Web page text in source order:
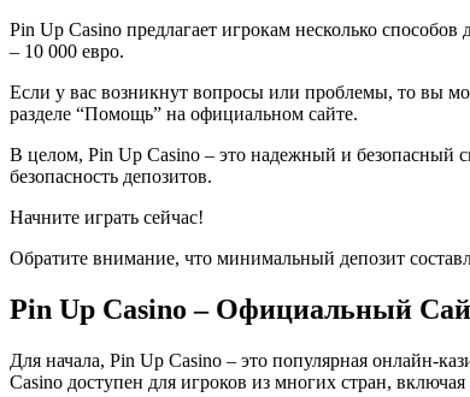
Pin Up Casino предлагает игрокам несколько
– 10 000 евро.
Если у вас возникнут вопросы или проблемы, то вы
разделе “Помощь” на официальном сайте.
В целом, Pin Up Casino – это надежный и безопасный
безопасность депозитов.
Начните играть сейчас!
Обратите внимание, что минимальный депозит
Pin Up Casino – Официальный
Для начала, Pin Up Casino – это популярная онлайн-
Casino доступен для игроков из многих стран,